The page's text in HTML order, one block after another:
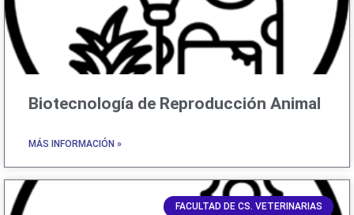
Biotecnología de Reproducción Animal
MÁS INFORMACIÓN »
FACULTAD DE CS. VETERINARIAS